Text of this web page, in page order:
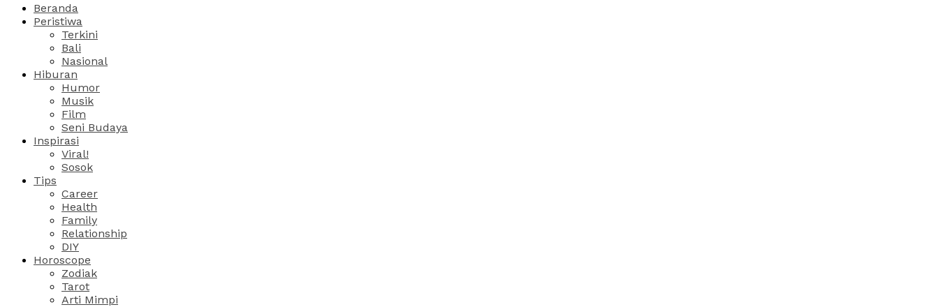
Beranda
Peristiwa
Terkini
Bali
Nasional
Hiburan
Humor
Musik
Film
Seni Budaya
Inspirasi
Viral!
Sosok
Tips
Career
Health
Family
Relationship
DIY
Horoscope
Zodiak
Tarot
Arti Mimpi